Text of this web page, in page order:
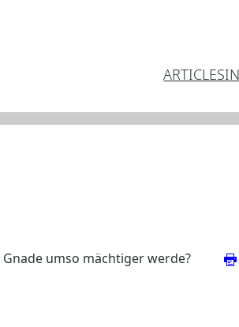
ARTICLES
umso mächtiger werde?